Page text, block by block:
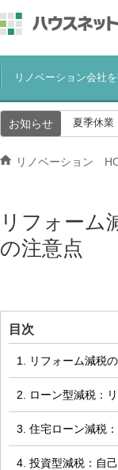
リノベーション会社
お知らせ 夏季休
リノベーション
リフォーム
の注意点
目次
1. リフォーム減税
2. ローン型減税：
3. 住宅ローン減税
4. 投資型減税：自